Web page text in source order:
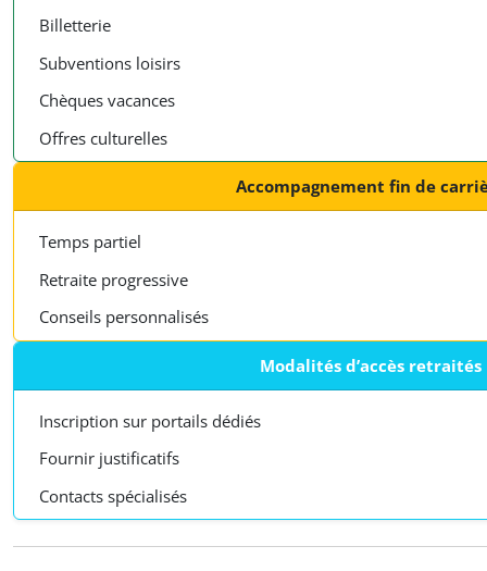
Billetterie
Subventions loisirs
Chèques vacances
Offres culturelles
Accompagnement fin de
Temps partiel
Retraite progressive
Conseils personnalisés
Modalités d’accès retraités
Inscription sur portails dédiés
Fournir justificatifs
Contacts spécialisés